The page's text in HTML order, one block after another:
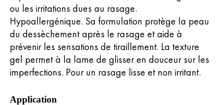
ou les irritations dues au rasage.
Hypoallergénique. Sa formulation protège la peau
du dessèchement après le rasage et aide à
prévenir les sensations de tiraillement. La texture
gel permet à la lame de glisser en douceur sur les
imperfections. Pour un rasage lisse et non irritant.
Application